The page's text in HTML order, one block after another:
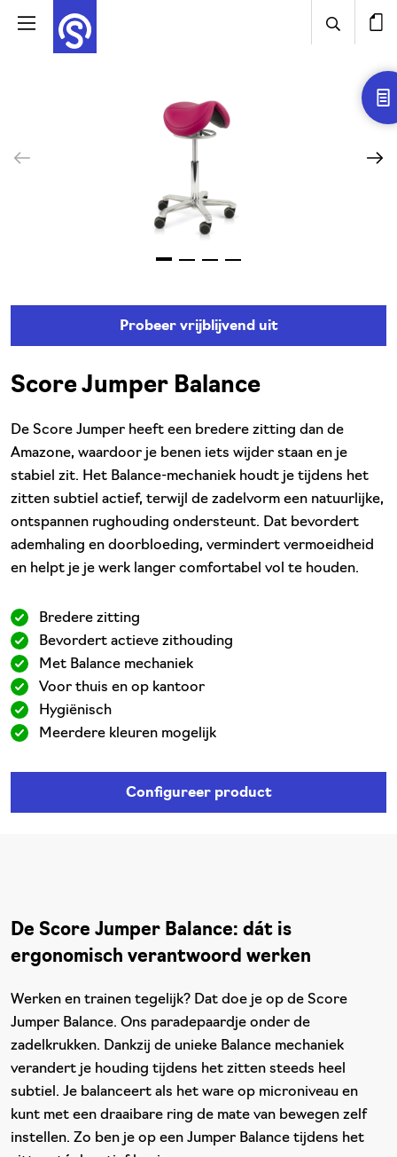
Probeer vrijblijvend uit
Score Jumper Balance
De Score Jumper heeft een bredere zitting dan de
Amazone, waardoor je benen iets wijder staan en je
stabiel zit. Het Balance-mechaniek houdt je tijdens het
zitten subtiel actief, terwijl de zadelvorm een natuurlijke,
ontspannen rughouding ondersteunt. Dat bevordert
ademhaling en doorbloeding, vermindert vermoeidheid
en helpt je je werk langer comfortabel vol te houden.
Bredere zitting
Bevordert actieve zithouding
Met Balance mechaniek
Voor thuis en op kantoor
Hygiënisch
Meerdere kleuren mogelijk
Configureer product
De Score Jumper Balance: dát is
ergonomisch verantwoord werken
Werken en trainen tegelijk? Dat doe je op de Score
Jumper Balance. Ons paradepaardje onder de
zadelkrukken. Dankzij de unieke Balance mechaniek
verandert je houding tijdens het zitten steeds heel
subtiel. Je balanceert als het ware op microniveau en
kunt met een draaibare ring de mate van bewegen zelf
instellen. Zo ben je op een Jumper Balance tijdens het